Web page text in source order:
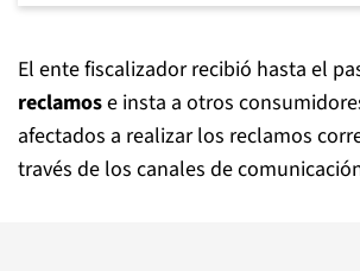
El ente fiscalizador recibió hasta el
reclamose insta a otros
afectados a realizar los reclamos
través de los canales de